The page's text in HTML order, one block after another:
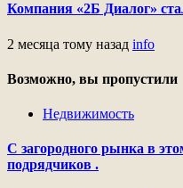
Компания «2Б Диалог»
2 месяца тому назад info
Возможно, вы пропустили
Недвижимость
С загородного рынка в
подрядчиков .